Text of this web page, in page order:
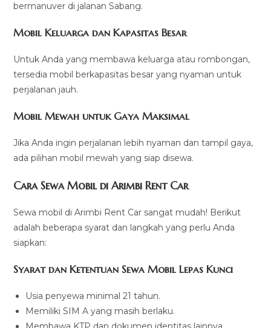
bermanuver di jalanan Sabang.
Mobil Keluarga dan Kapasitas Besar
Untuk Anda yang membawa keluarga atau rombongan,
tersedia mobil berkapasitas besar yang nyaman untuk
perjalanan jauh.
Mobil Mewah untuk Gaya Maksimal
Jika Anda ingin perjalanan lebih nyaman dan tampil gaya,
ada pilihan mobil mewah yang siap disewa.
Cara Sewa Mobil di Arimbi Rent Car
Sewa mobil di Arimbi Rent Car sangat mudah! Berikut
adalah beberapa syarat dan langkah yang perlu Anda
siapkan:
Syarat dan Ketentuan Sewa Mobil Lepas Kunci
Usia penyewa minimal 21 tahun.
Memiliki SIM A yang masih berlaku.